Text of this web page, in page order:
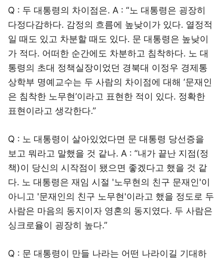
Q : 두 대통령의 차이점은. A : “노 대통령은 굉장히
다정다감하다. 감정의 흐름에 높낮이가 있다. 열정적
일 때도 있고 차분할 때도 있다. 문 대통령은 높낮이
가 적다. 어떠한 순간에도 차분하고 침착하다. 노 대
통령의 초대 정책실장이었던 경북대 이정우 경제통
상학부 명예교수는 두 사람의 차이점에 대해 ‘문재인
은 침착한 노무현’이라고 표현한 적이 있다. 정확한
표현이라고 생각한다.”
Q : 노 대통령이 살아있었다면 문 대통령 당선증을
보고 뭐라고 말했을 것 같나. A : “내가 끝난 지점(정
책)이 당신의 시작점이 됐으면 좋겠다고 했을 것 같
다. 노 대통령은 재임 시절 '노무현의 친구 문재인'이
아니고 '문재인의 친구 노무현'이라고 했을 정도로 두
사람은 마음의 동지이자 영혼의 동지였다. 두 사람은
싱크로율이 굉장히 높다.”
Q : 문 대통령이 만들 나라는 어떤 나라이길 기대하